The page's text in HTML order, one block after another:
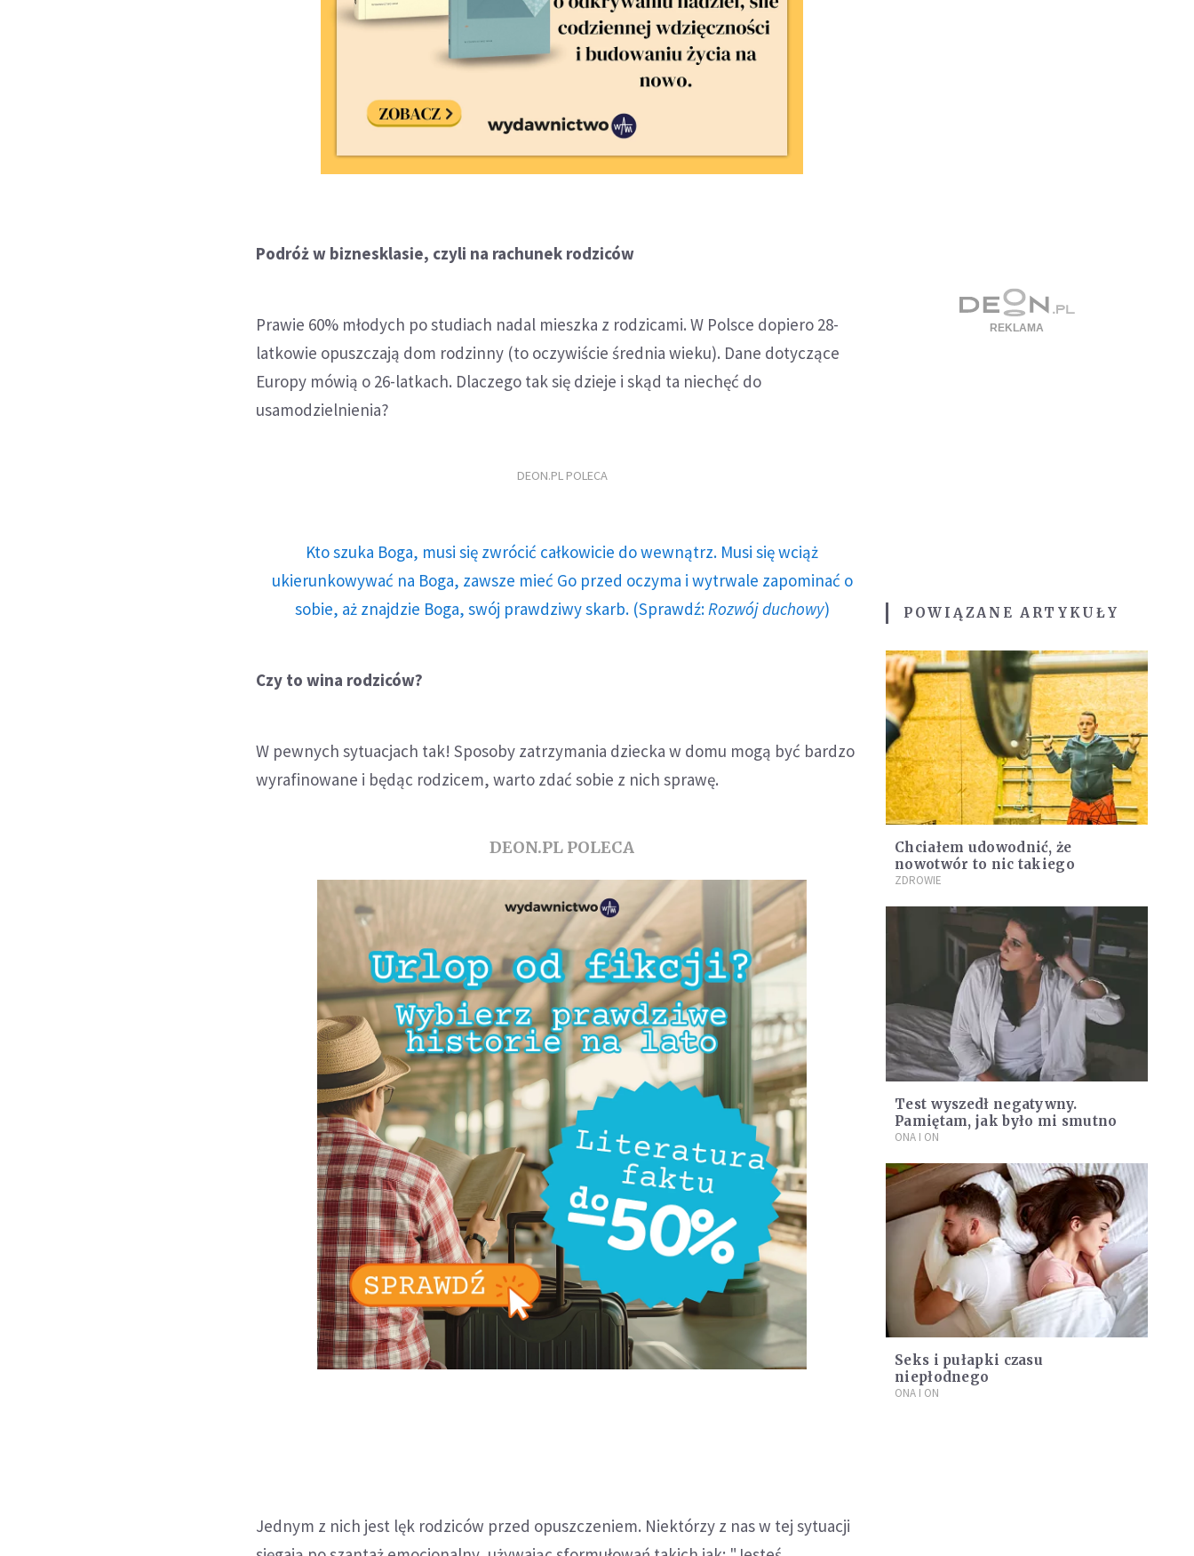
Podróż w biznesklasie, czyli na rachunek rodziców
Prawie 60% młodych po studiach nadal mieszka z rodzicami. W Polsce dopiero 28-
latkowie opuszczają dom rodzinny (to oczywiście średnia wieku). Dane dotyczące
Europy mówią o 26-latkach. Dlaczego tak się dzieje i skąd ta niechęć do
usamodzielnienia?
DEON.PL POLECA
Kto szuka Boga, musi się zwrócić całkowicie do wewnątrz. Musi się wciąż
ukierunkowywać na Boga, zawsze mieć Go przed oczyma i wytrwale zapominać o
sobie, aż znajdzie Boga, swój prawdziwy skarb. (Sprawdź: Rozwój duchowy)
Czy to wina rodziców?
W pewnych sytuacjach tak! Sposoby zatrzymania dziecka w domu mogą być bardzo
wyrafinowane i będąc rodzicem, warto zdać sobie z nich sprawę.
DEON.PL POLECA
Jednym z nich jest lęk rodziców przed opuszczeniem. Niektórzy z nas w tej sytuacji
POWIĄZANE ARTYKUŁY
Chciałem udowodnić, że
nowotwór to nic takiego
ZDROWIE
Test wyszedł negatywny.
Pamiętam, jak było mi smutno
ONA I ON
Seks i pułapki czasu
niepłodnego
ONA I ON